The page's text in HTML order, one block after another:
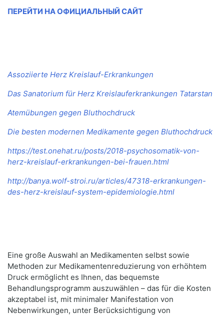
ПЕРЕЙТИ НА ОФИЦИАЛЬНЫЙ САЙТ
Assoziierte Herz Kreislauf-Erkrankungen
Das Sanatorium für Herz Kreislauferkrankungen Tatarstan
Atemübungen gegen Bluthochdruck
Die besten modernen Medikamente gegen Bluthochdruck
https://test.onehat.ru/posts/2018-psychosomatik-von-
herz-kreislauf-erkrankungen-bei-frauen.html
http://banya.wolf-stroi.ru/articles/47318-erkrankungen-
des-herz-kreislauf-system-epidemiologie.html
Eine große Auswahl an Medikamenten selbst sowie
Methoden zur Medikamentenreduzierung von erhöhtem
Druck ermöglicht es Ihnen, das bequemste
Behandlungsprogramm auszuwählen – das für die Kosten
akzeptabel ist, mit minimaler Manifestation von
Nebenwirkungen, unter Berücksichtigung von